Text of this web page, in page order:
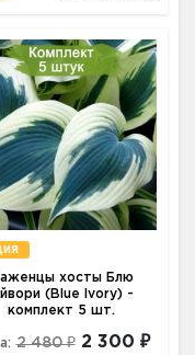
хосты Блю
(Blue Ivory) -
комплект 5 шт.
2 480 ₽ 2 300 ₽